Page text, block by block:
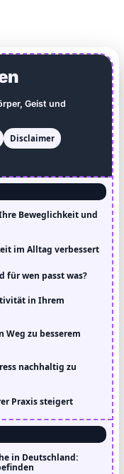
Geist und
Disclaimer
Beweglichkeit und
im Alltag verbessert
für wen passt was?
in Ihrem
Weg zu besserem
nachhaltig zu
Praxis steigert
in Deutschland: